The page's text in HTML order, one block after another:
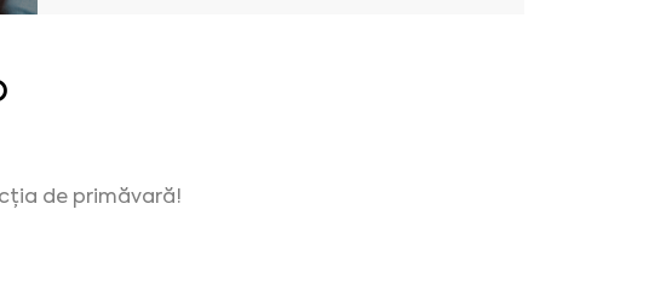
de primăvară!